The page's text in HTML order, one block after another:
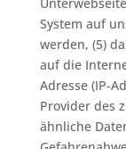
System auf
werden, (5)
auf die
Adresse (IP-
Provider des
ähnliche